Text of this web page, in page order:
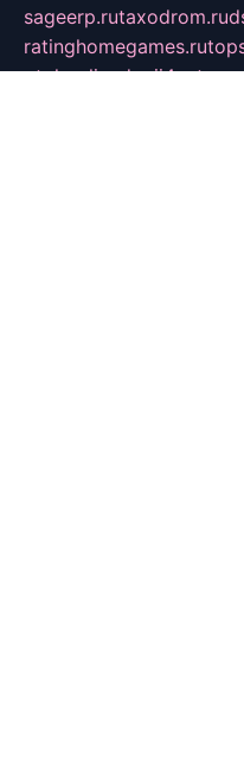
sageerp.rutaxodrom.ru
ratinghomegames.ru
gtglasslined.ruii4.ru